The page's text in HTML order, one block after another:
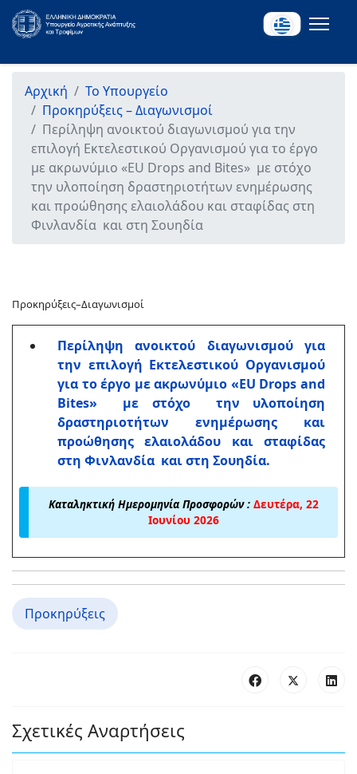
Αρχική
Το Υπουργείο
Προκηρύξεις – Διαγωνισμοί
Περίληψη ανοικτού διαγωνισμού για την
επιλογή Εκτελεστικού Οργανισμού για το έργο
με ακρωνύμιο «EU Drops and Bites» με στόχο
την υλοποίηση δραστηριοτήτων ενημέρωσης
και προώθησης ελαιολάδου και σταφίδας στη
Φινλανδία και στη Σουηδία
Προκηρύξεις–Διαγωνισμοί
Περίληψη ανοικτού διαγωνισμού για
την επιλογή Εκτελεστικού Οργανισμού
για το έργο με ακρωνύμιο «EU Drops and
Bites» με στόχο την υλοποίηση
δραστηριοτήτων ενημέρωσης και
προώθησης ελαιολάδου και σταφίδας
στη Φινλανδία και στη Σουηδία.
Καταληκτική Ημερομηνία Προσφορών : Δευτέρα, 22
Ιουνίου 2026
Προκηρύξεις
Σχετικές Αναρτήσεις